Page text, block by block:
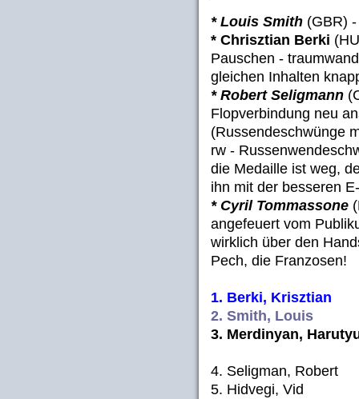
* Louis Smith (GBR)
* Chrisztian Berki
Pauschen -
gleichen Inhalten
* Robert Seligmann
Flopverbindung neu
(Russendeschwünge
rw -
die Medaille ist weg,
ihn mit der besseren
* Cyril Tommassone
angefeuert vom
wirklich über den
Pech, die Franzosen!
1. Berki, Krisztian
2. Smith, Louis
3. Merdinyan,
4. Seligman,
5. Hidvegi, Vid